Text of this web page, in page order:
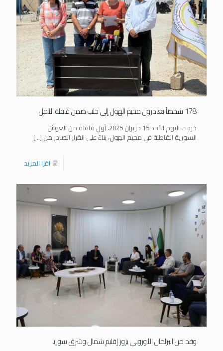
178 شخصاً يغادرون مخيم الهول إلى حلب ضمن قافلة الأمل
خرجت اليوم الأحد 15 حزيران 2025، أول قافلة من العوائل
السورية القاطنة في مخيم الهول، بناءً على القرار الصادر من […]
اقرا المزيد
وفد من البرلمان الأوروبي يزور إقليم شمال وشرق سوريا